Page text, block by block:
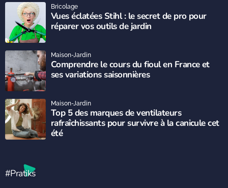
Vues éclatées Stihl : le secret de pro pour
réparer vos outils de jardin
Bricolage
Comprendre le cours du fioul en France et
ses variations saisonnières
Maison-Jardin
Top 5 des marques de ventilateurs
rafraîchissants pour survivre à la canicule cet
été
Maison-Jardin
#Pratiks